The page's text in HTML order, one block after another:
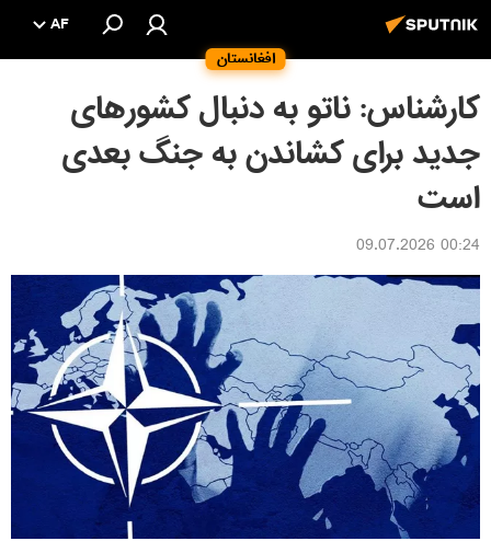
افغانستان
AF
کارشناس: ناتو به دنبال کشورهای
جدید برای کشاندن به جنگ بعدی
است
00:24 09.07.2026